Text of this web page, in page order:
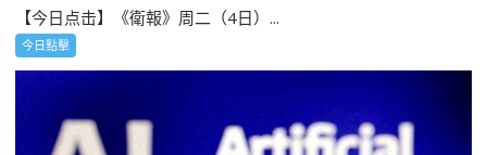
【今日点击】《衛報》周二（4日）...
今日點擊